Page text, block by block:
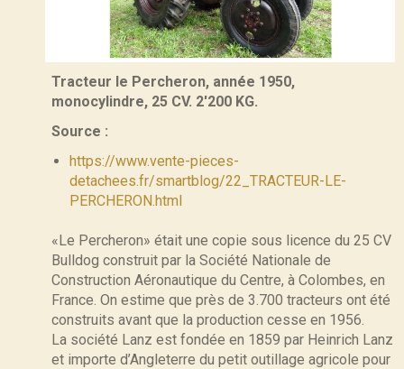
Tracteur le Percheron, année 1950,
monocylindre, 25 CV. 2'200 KG.
Source :
https://www.vente-pieces-
detachees.fr/smartblog/22_TRACTEUR-LE-
PERCHERON.html
«Le Percheron» était une copie sous licence du 25 CV
Bulldog construit par la Société Nationale de
Construction Aéronautique du Centre, à Colombes, en
France. On estime que près de 3.700 tracteurs ont été
construits avant que la production cesse en 1956.
La société Lanz est fondée en 1859 par Heinrich Lanz
et importe d’Angleterre du petit outillage agricole pour